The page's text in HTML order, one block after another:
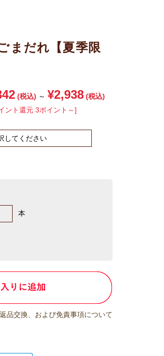
まだれ【夏季限
(税込) ～ ¥2,938 (税込)
ント還元 3ポイント～]
本
品交換、および免責事項について